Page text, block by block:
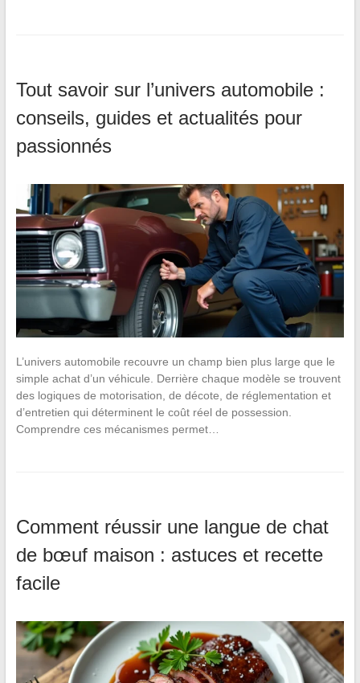
Tout savoir sur l’univers automobile :
conseils, guides et actualités pour
passionnés
L’univers automobile recouvre un champ bien plus large que le
simple achat d’un véhicule. Derrière chaque modèle se trouvent
des logiques de motorisation, de décote, de réglementation et
d’entretien qui déterminent le coût réel de possession.
Comprendre ces mécanismes permet…
Comment réussir une langue de chat
de bœuf maison : astuces et recette
facile